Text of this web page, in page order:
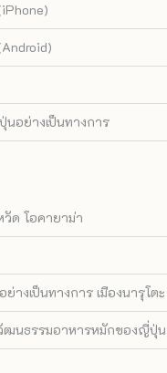
อย่างเป็นทางการ
วัด โอคายาม่า
ย่างเป็นทางการ เมืองนารุโตะ
ฒนธรรมอาหารหมักของญี่ปุ่น